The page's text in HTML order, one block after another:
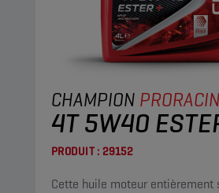
CHAMPION
4T 5W40
PRODUIT : 29152
Cette huile moteur entièrement